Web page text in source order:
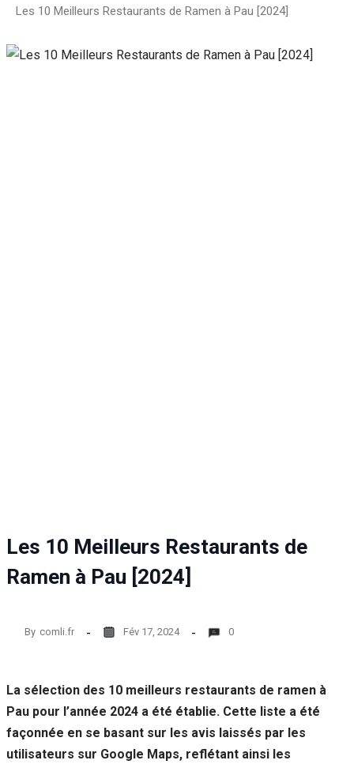
Les 10 Meilleurs Restaurants de Ramen à Pau [2024]
Les 10 Meilleurs Restaurants de
Ramen à Pau [2024]
By comli.fr Fév 17, 2024 0
La sélection des 10 meilleurs restaurants de ramen à
Pau pour l’année 2024 a été établie. Cette liste a été
façonnée en se basant sur les avis laissés par les
utilisateurs sur Google Maps, reflétant ainsi les
de la façon
dont le site
utilisé.
Experience
aussi bien que
possible lors
de votre visite.
Si vous
refusez ces